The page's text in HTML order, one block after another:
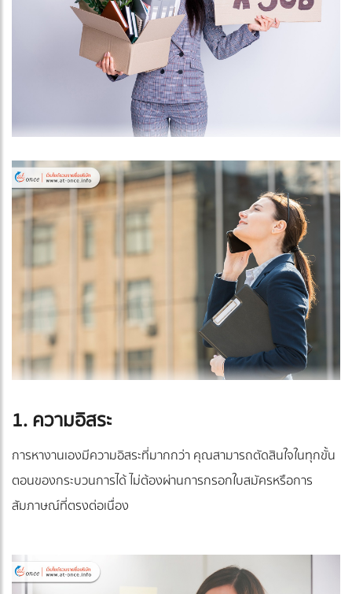
1. ความอิสระ
การหางานเองมีความอิสระที่มากกว่า คุณสามารถตัดสินใจในทุกขั้น
ตอนของกระบวนการได้ ไม่ต้องผ่านการกรอกใบสมัครหรือการ
สัมภาษณ์ที่ตรงต่อเนื่อง